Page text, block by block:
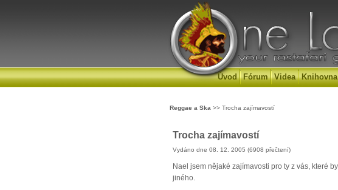
Úvod Fórum Videa Knihovna
Reggae a Ska >> Trocha zajímavostí
Trocha zajímavostí
Vydáno dne 08. 12. 2005 (6908 přečtení)
Nael jsem nějaké zajímavosti pro ty z vás, které
jiného.